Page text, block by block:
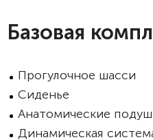
Базовая
Прогулочное шасси
Сиденье
Анатомические
Динамическая